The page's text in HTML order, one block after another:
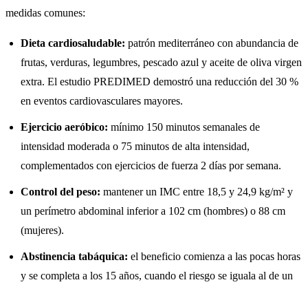
medidas comunes:
Dieta cardiosaludable: patrón mediterráneo con abundancia de
frutas, verduras, legumbres, pescado azul y aceite de oliva virgen
extra. El estudio PREDIMED demostró una reducción del 30 %
en eventos cardiovasculares mayores.
Ejercicio aeróbico: mínimo 150 minutos semanales de
intensidad moderada o 75 minutos de alta intensidad,
complementados con ejercicios de fuerza 2 días por semana.
Control del peso: mantener un IMC entre 18,5 y 24,9 kg/m² y
un perímetro abdominal inferior a 102 cm (hombres) o 88 cm
(mujeres).
Abstinencia tabáquica: el beneficio comienza a las pocas horas
y se completa a los 15 años, cuando el riesgo se iguala al de un